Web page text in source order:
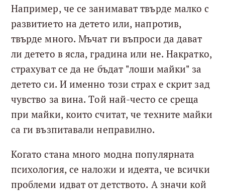
Например, че се занимават твърде малко с
развитието на детето или, напротив,
твърде много. Мъчат ги въпроси да дават
ли детето в ясла, градина или не. Накратко,
страхуват се да не бъдат "лоши майки" за
детето си. И именно този страх е скрит зад
чувство за вина. Той най-често се среща
при майки, които считат, че техните майки
са ги възпитавали неправилно.
Когато стана много модна популярната
психология, се наложи и идеята, че всички
проблеми идват от детството. А значи кой